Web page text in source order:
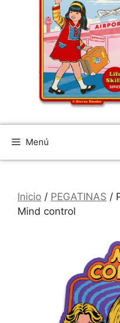
Menú
Inicio / PEGATINAS /
Mind control